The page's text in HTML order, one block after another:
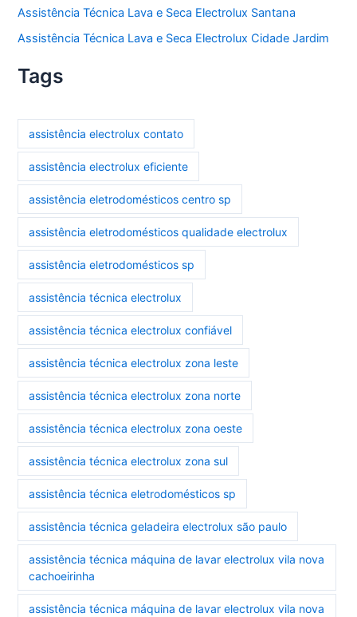
Assistência Técnica Lava e Seca Electrolux Santana
Assistência Técnica Lava e Seca Electrolux Cidade Jardim
Tags
assistência electrolux contato
assistência electrolux eficiente
assistência eletrodomésticos centro sp
assistência eletrodomésticos qualidade electrolux
assistência eletrodomésticos sp
assistência técnica electrolux
assistência técnica electrolux confiável
assistência técnica electrolux zona leste
assistência técnica electrolux zona norte
assistência técnica electrolux zona oeste
assistência técnica electrolux zona sul
assistência técnica eletrodomésticos sp
assistência técnica geladeira electrolux são paulo
assistência técnica máquina de lavar electrolux vila nova
cachoeirinha
assistência técnica máquina de lavar electrolux vila nova